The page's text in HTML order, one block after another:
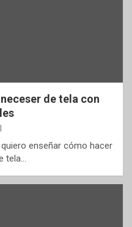
de tela con
enseñar cómo hacer